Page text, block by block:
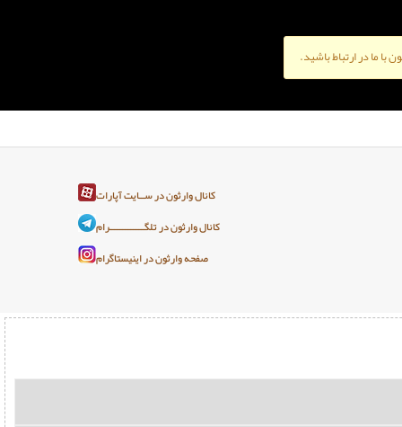
با ما در ارتباط باشید.
کانال وارثون در ســایت آپارات
کانال وارثون در تلگـــــــــــــرام
صفحه وارثون در اینیستاگرام